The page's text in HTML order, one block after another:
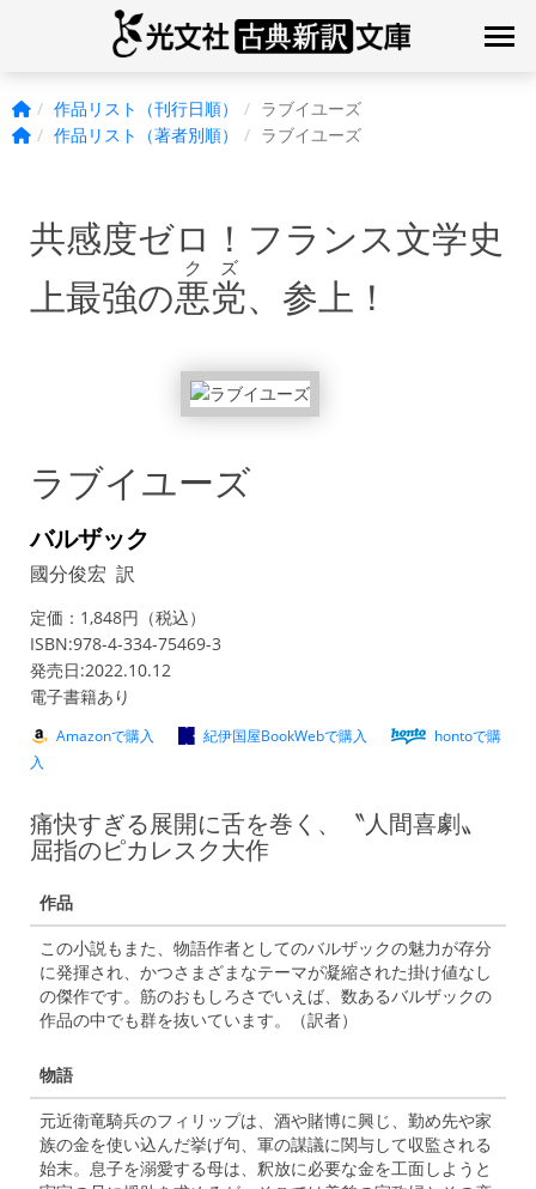
作品リスト（刊行日順）
ラブイユーズ
作品リスト（著者別順）
ラブイユーズ
共感度ゼロ！フランス文学史
上最強の悪党
クズ
、参上！
ラブイユーズ
バルザック
國分俊宏 訳
定価：1,848円（税込）
ISBN:978-4-334-75469-3
発売日:2022.10.12
電子書籍あり
Amazonで購入 紀伊国屋BookWebで購入
hontoで購
入
痛快すぎる展開に舌を巻く、〝人間喜劇〟
屈指のピカレスク大作
作品
この小説もまた、物語作者としてのバルザックの魅力が存分
に発揮され、かつさまざまなテーマが凝縮された掛け値なし
の傑作です。筋のおもしろさでいえば、数あるバルザックの
作品の中でも群を抜いています。（訳者）
物語
元近衛竜騎兵のフィリップは、酒や賭博に興じ、勤め先や家
族の金を使い込んだ挙げ句、軍の謀議に関与して収監される
始末。息子を溺愛する母は、釈放に必要な金を工面しようと